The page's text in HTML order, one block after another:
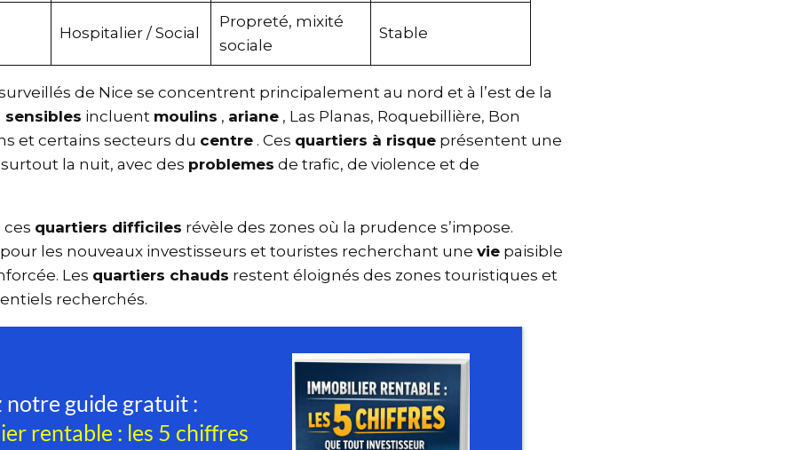
Hospitalier / Social
Propreté, mixité
sociale
Stable
de Nice se concentrent principalement au nord et à l’est de la
sensiblesincluentmoulins ,ariane , Las Planas, Roquebillière, Bon
et certains secteurs ducentre . Cesquartiers à risqueprésentent une
surtout la nuit, avec desproblemesde trafic, de violence et de
cesquartiers difficilesrévèle des zones où la prudence s’impose.
pour les nouveaux investisseurs et touristes recherchant uneviepaisible
Lesquartiers chaudsrestent éloignés des zones touristiques et
recherchés.